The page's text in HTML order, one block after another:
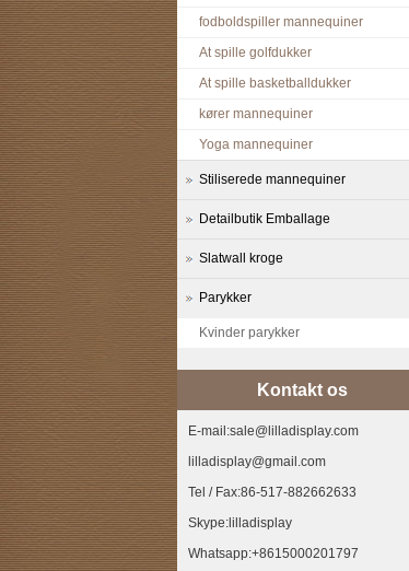
fodboldspiller mannequiner
At spille golfdukker
At spille basketballdukker
kører mannequiner
Yoga mannequiner
Stiliserede mannequiner
Detailbutik Emballage
Slatwall kroge
Parykker
Kvinder parykker
Kontakt os
E-mail:sale@lilladisplay.com
lilladisplay@gmail.com
Tel / Fax:86-517-882662633
Skype:lilladisplay
Whatsapp:+8615000201797